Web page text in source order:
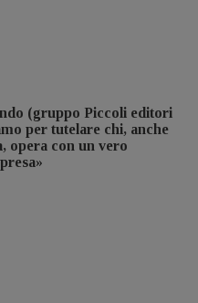
(gruppo Piccoli editori
per tutelare chi, anche
opera con un vero